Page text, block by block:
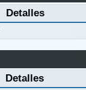
Detalles
Detalles